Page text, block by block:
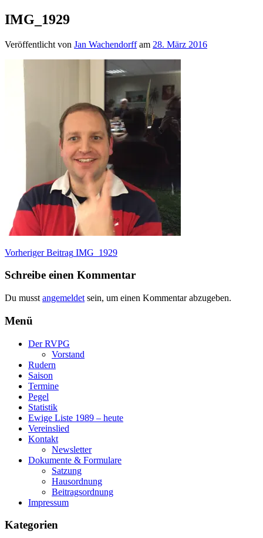
IMG_1929
Veröffentlicht von Jan Wachendorffam 28. März 2016
Beitragsnavigation
Vorheriger Beitrag IMG_1929
Schreibe einen Kommentar
Du musst angemeldet sein, um einen Kommentar abzugeben.
Menü
Der RVPG
Vorstand
Rudern
Saison
Termine
Pegel
Statistik
Ewige Liste 1989 – heute
Vereinslied
Kontakt
Newsletter
Dokumente & Formulare
Satzung
Hausordnung
Beitragsordnung
Impressum
Kategorien